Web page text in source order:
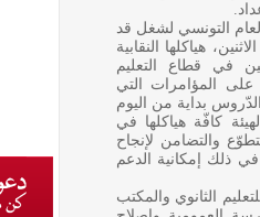
العام التونسي لشغل قد
هياكلها النقابية
في قطاع التعليم
على المؤامرات التي
بداية من اليوم
كافّة هياكلها في
والتضامن لإنجاح
ذلك إمكانية الدعم
الثانوي والمكتب